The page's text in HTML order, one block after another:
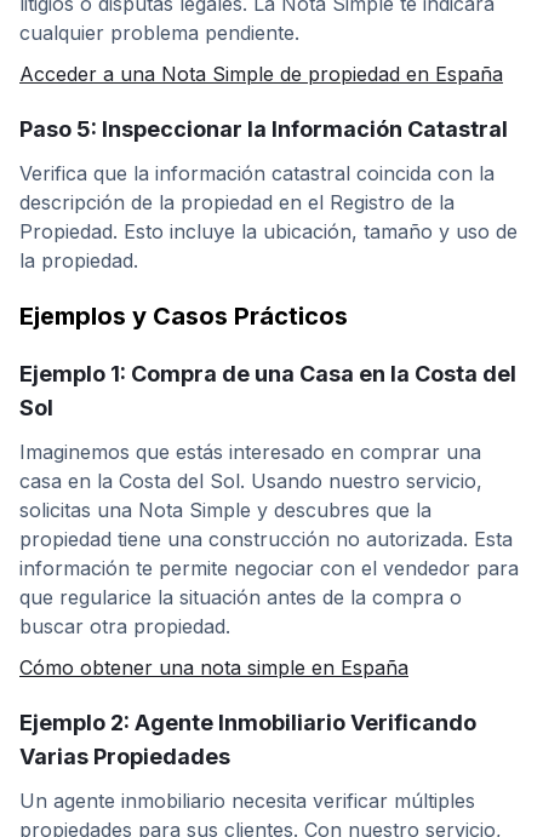
cualquier problema pendiente.
Acceder a una Nota Simple de propiedad en España
Paso 5: Inspeccionar la Información Catastral
Verifica que la información catastral coincida con la
descripción de la propiedad en el Registro de la
Propiedad. Esto incluye la ubicación, tamaño y uso de
la propiedad.
Ejemplos y Casos Prácticos
Ejemplo 1: Compra de una Casa en la Costa del
Sol
Imaginemos que estás interesado en comprar una
casa en la Costa del Sol. Usando nuestro servicio,
solicitas una Nota Simple y descubres que la
propiedad tiene una construcción no autorizada. Esta
información te permite negociar con el vendedor para
que regularice la situación antes de la compra o
buscar otra propiedad.
Cómo obtener una nota simple en España
Ejemplo 2: Agente Inmobiliario Verificando
Varias Propiedades
Un agente inmobiliario necesita verificar múltiples
propiedades para sus clientes. Con nuestro servicio,